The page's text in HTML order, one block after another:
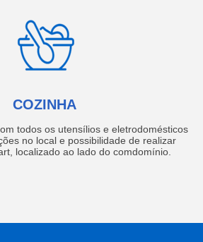
COZINHA
todos os utensílios e eletrodomésticos
no local e possibilidade de realizar
localizado ao lado do comdomínio.